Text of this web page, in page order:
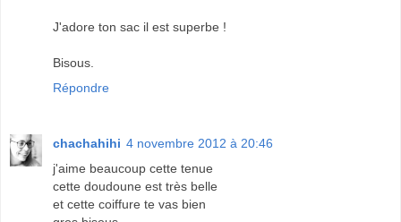
J'adore ton sac il est superbe !
Bisous.
Répondre
chachahihi 4 novembre 2012 à 20:46
j'aime beaucoup cette tenue
cette doudoune est très belle
et cette coiffure te vas bien